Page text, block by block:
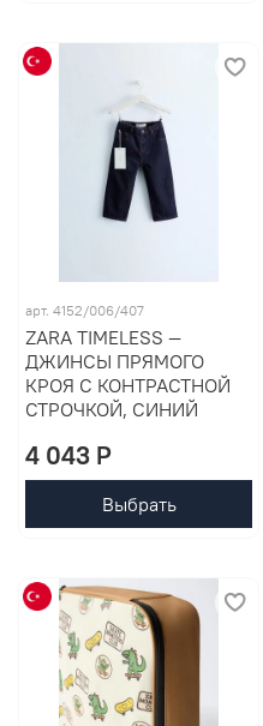
арт. 4152/006/407
ZARA TIMELESS —
ДЖИНСЫ ПРЯМОГО
КРОЯ С КОНТРАСТНОЙ
СТРОЧКОЙ, СИНИЙ
4 043 P
Выбрать